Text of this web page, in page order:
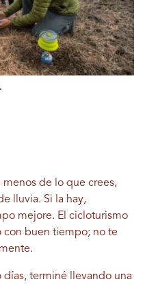
menos de lo que crees,
lluvia. Si la hay,
mejore. El cicloturismo
con buen tiempo; no te
días, terminé llevando una